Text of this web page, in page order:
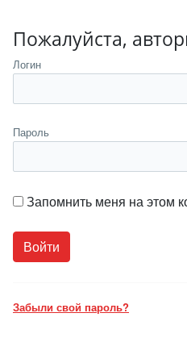
Пожалуйста,
Логин
Пароль
Запомнить меня на этом
Забыли свой пароль?